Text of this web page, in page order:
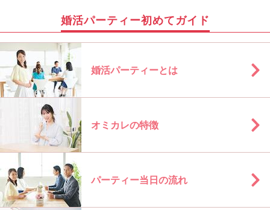
婚活パーティー初めてガイド
婚活パーティーとは
オミカレの特徴
パーティー当日の流れ